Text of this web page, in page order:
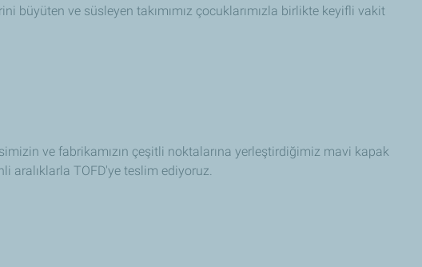
büyüten ve süsleyen takımımız çocuklarımızla birlikte keyifli vakit
ve fabrikamızın çeşitli noktalarına yerleştirdiğimiz mavi kapak
aralıklarla TOFD'ye teslim ediyoruz.